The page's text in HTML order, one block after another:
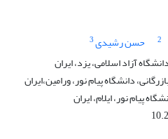
2 حسن رشیدی3
آزاد اسلامی، یزد، ایران
دانشگاه پیام نور، ورامین،ایران
پیام نور، ایلام، ایران